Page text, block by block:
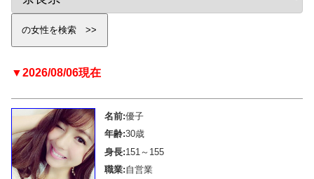
▼2026/08/06現在
名前:優子
年齢:30歳
身長:151～155
職業:自営業